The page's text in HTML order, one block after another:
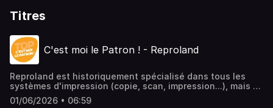
Titres
C'est moi le Patron ! - Reproland
Reproland est historiquement spécialisé dans tous les
systèmes d'impression (copie, scan, impression...), mais a
su évoluer avec les besoins actuels avec un
développement vers la dématérialisation : facture
01/06/2026 • 06:59